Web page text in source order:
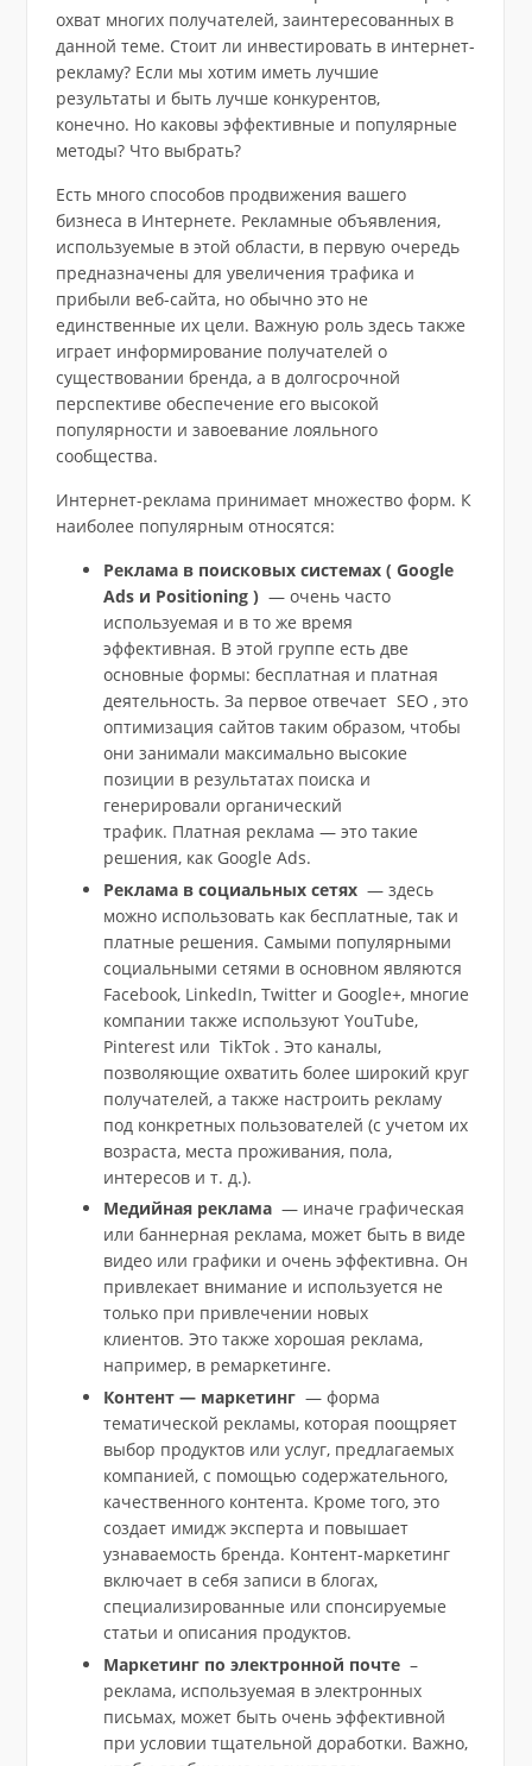
охват многих получателей, заинтересованных в
данной теме. Стоит ли инвестировать в интернет-
рекламу? Если мы хотим иметь лучшие
результаты и быть лучше конкурентов,
конечно. Но каковы эффективные и популярные
методы? Что выбрать?
Есть много способов продвижения вашего
бизнеса в Интернете. Рекламные объявления,
используемые в этой области, в первую очередь
предназначены для увеличения трафика и
прибыли веб-сайта, но обычно это не
единственные их цели. Важную роль здесь также
играет информирование получателей о
существовании бренда, а в долгосрочной
перспективе обеспечение его высокой
популярности и завоевание лояльного
сообщества.
Интернет-реклама принимает множество форм. К
наиболее популярным относятся:
Реклама в поисковых системах ( Google
Ads и Positioning )— очень часто
используемая и в то же время
эффективная. В этой группе есть две
основные формы: бесплатная и платная
деятельность. За первое отвечает SEO , это
оптимизация сайтов таким образом, чтобы
они занимали максимально высокие
позиции в результатах поиска и
генерировали органический
трафик. Платная реклама — это такие
решения, как Google Ads.
Реклама в социальных сетях— здесь
можно использовать как бесплатные, так и
платные решения. Самыми популярными
социальными сетями в основном являются
Facebook, LinkedIn, Twitter и Google+, многие
компании также используют YouTube,
Pinterest или TikTok . Это каналы,
позволяющие охватить более широкий круг
получателей, а также настроить рекламу
под конкретных пользователей (с учетом их
возраста, места проживания, пола,
интересов и т. д.).
Медийная реклама— иначе графическая
или баннерная реклама, может быть в виде
видео или графики и очень эффективна. Он
привлекает внимание и используется не
только при привлечении новых
клиентов. Это также хорошая реклама,
например, в ремаркетинге.
Контент — маркетинг— форма
тематической рекламы, которая поощряет
выбор продуктов или услуг, предлагаемых
компанией, с помощью содержательного,
качественного контента. Кроме того, это
создает имидж эксперта и повышает
узнаваемость бренда. Контент-маркетинг
включает в себя записи в блогах,
специализированные или спонсируемые
статьи и описания продуктов.
Маркетинг по электронной почте–
реклама, используемая в электронных
письмах, может быть очень эффективной
при условии тщательной доработки. Важно,